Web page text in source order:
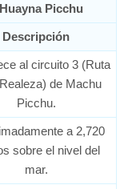
Picchu
Descripción
al circuito 3 (Ruta
de Machu
Picchu.
a 2,720
sobre el nivel del
mar.